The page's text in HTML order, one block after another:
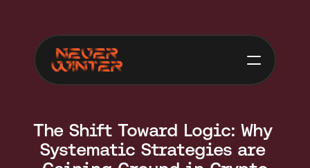
The Shift Toward Logic: Why
Systematic Strategies are